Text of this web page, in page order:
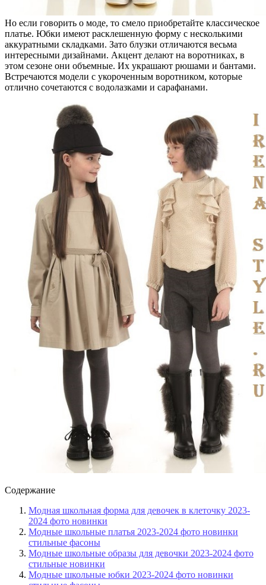
Но если говорить о моде, то смело приобретайте классическое
платье. Юбки имеют расклешенную форму с несколькими
аккуратными складками. Зато блузки отличаются весьма
интересными дизайнами. Акцент делают на воротниках, в
этом сезоне они объемные. Их украшают рюшами и бантами.
Встречаются модели с укороченным воротником, которые
отлично сочетаются с водолазками и сарафанами.
Содержание
Модная школьная форма для девочек в клеточку 2023-
2024 фото новинки
Модные школьные платья 2023-2024 фото новинки
стильные фасоны
Модные школьные образы для девочки 2023-2024 фото
стильные новинки
Модные школьные юбки 2023-2024 фото новинки